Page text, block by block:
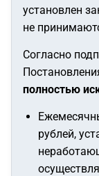
установлен
не
Согласно
полностью
рублей,